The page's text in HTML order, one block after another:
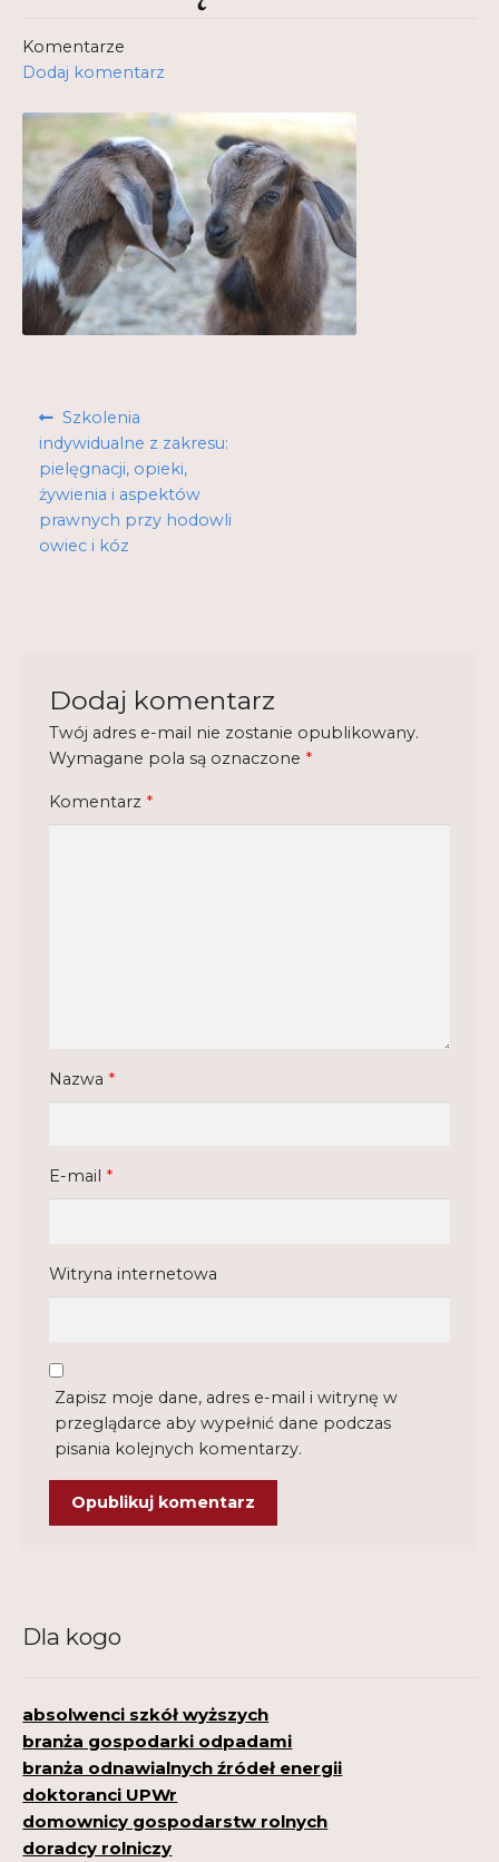
Kontakt
My Account
Nauka praktyce praktyka nauce
O nas
Polityka Prywatności
Pomoc
Projekt
Realizacje
Realizacje
Regulamin
Mistrzowie dydaktyki
Mistrzowie dydaktyki 2
Komentarze
Dodaj komentarz
Nawigacja
wpisu
Poprzedni
wpis:
Szkolenia
indywidualne z zakresu:
pielęgnacji, opieki,
żywienia i aspektów
prawnych przy hodowli
owiec i kóz
Dodaj komentarz
Twój adres e-mail nie zostanie opublikowany.
Wymagane pola są oznaczone *
Komentarz *
Nazwa *
E-mail *
Witryna internetowa
Zapisz moje dane, adres e-mail i witrynę w
przeglądarce aby wypełnić dane podczas
pisania kolejnych komentarzy.
Dla kogo
absolwenci szkół wyższych
branża gospodarki odpadami
branża odnawialnych źródeł energii
doktoranci UPWr
domownicy gospodarstw rolnych
doradcy rolniczy